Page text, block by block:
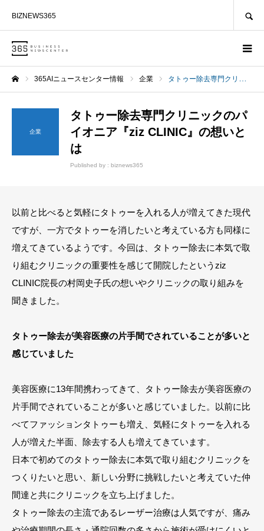
BIZNEWS365
365AIニュースセンター情報 企業 タトゥー除去専門クリニックのパイオニア『ziz CLINIC』の想いとは
企業
タトゥー除去専門クリニックのパ
イオニア『ziz CLINIC』の想いと
は
Published by : biznews365
以前と比べると気軽にタトゥーを入れる人が増えてきた現代
ですが、一方でタトゥーを消したいと考えている方も同様に
増えてきているようです。今回は、タトゥー除去に本気で取
り組むクリニックの重要性を感じて開院したというziz
CLINIC院長の村岡史子氏の想いやクリニックの取り組みを
聞きました。
タトゥー除去が美容医療の片手間でされていることが多いと
感じていました
美容医療に13年間携わってきて、タトゥー除去が美容医療の
片手間でされていることが多いと感じていました。以前に比
べてファッションタトゥーも増え、気軽にタトゥーを入れる
人が増えた半面、除去する人も増えてきています。
日本で初めてのタトゥー除去に本気で取り組むクリニックを
つくりたいと思い、新しい分野に挑戦したいと考えていた仲
間達と共にクリニックを立ち上げました。
タトゥー除去の主流であるレーザー治療は人気ですが、痛み